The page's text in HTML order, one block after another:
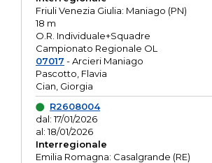
Friuli Venezia Giulia: Maniago (PN)
18 m
O.R. Individuale+Squadre
Campionato Regionale OL
07017 - Arcieri Maniago
Pascotto, Flavia
Cian, Giorgia
R2608004
dal: 17/01/2026
al: 18/01/2026
Interregionale
Emilia Romagna: Casalgrande (RE)